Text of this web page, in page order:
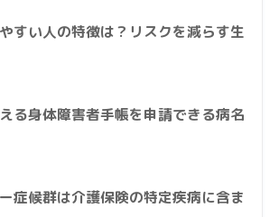
すい人の特徴は？リスクを減らす生
る身体障害者手帳を申請できる病名
症候群は介護保険の特定疾病に含ま